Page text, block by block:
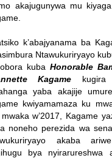
akajugunywa mu
k’abajyanama ba
Ntawukuriryayo
kuba Honorable
Kagame
yaba akajije
kwiyamamaza ku
w’2017, Kagame
noneho perezida wa
akaba
bya nyirarureshwa